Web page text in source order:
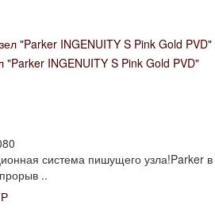
INGENUITY S Pink Gold PVD"
система пишущего узла!Parker в
..